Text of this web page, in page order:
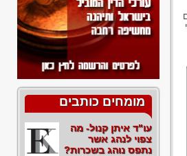
מומחים כותבים
עו"ד איתן קנול- מה
צפוי לנהג אשר
נתפס נוהג בשכרות?